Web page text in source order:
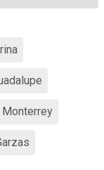
Monterrey